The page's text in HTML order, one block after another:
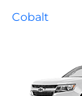
Cobalt